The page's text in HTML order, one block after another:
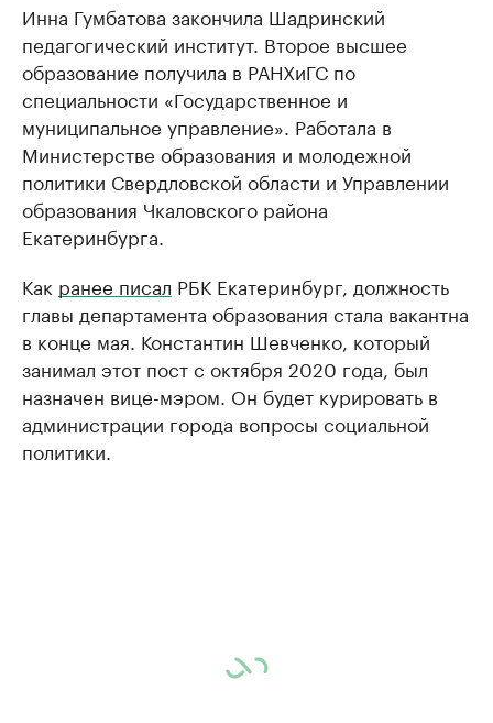
Инна Гумбатова закончила Шадринский
педагогический институт. Второе высшее
образование получила в РАНХиГС по
специальности «Государственное и
муниципальное управление». Работала в
Министерстве образования и молодежной
политики Свердловской области и Управлении
образования Чкаловского района
Екатеринбурга.
Как ранее писал РБК Екатеринбург, должность
главы департамента образования стала вакантна
в конце мая. Константин Шевченко, который
занимал этот пост с октября 2020 года, был
назначен вице-мэром. Он будет курировать в
администрации города вопросы социальной
политики.